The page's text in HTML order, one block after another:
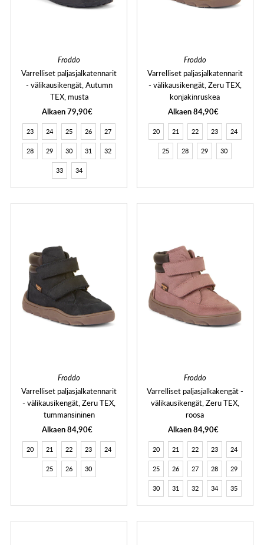
Froddo
Varrelliset paljasjalkatennarit
- välikausikengät, Autumn
TEX, musta
Alkaen 79,90€
23 24 25 26 27
28 29 30 31 32
33 34
Froddo
Varrelliset paljasjalkatennarit
- välikausikengät, Zeru TEX,
konjakinruskea
Alkaen 84,90€
20 21 22 23 24
25 28 29 30
Froddo
Varrelliset paljasjalkatennarit
- välikausikengät, Zeru TEX,
tummansininen
Alkaen 84,90€
20 21 22 23 24
25 26 30
Froddo
Varrelliset paljasjalkakengät -
välikausikengät, Zeru TEX,
roosa
Alkaen 84,90€
20 21 22 23 24
25 26 27 28 29
30 31 32 34 35